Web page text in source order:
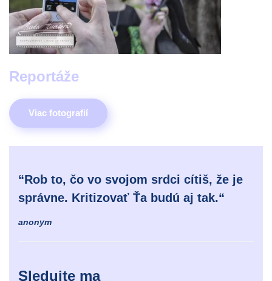
Reportáže
Viac fotografií
“Rob to, čo vo svojom srdci cítiš, že je
správne. Kritizovať Ťa budú aj tak.“
anonym
Sledujte ma